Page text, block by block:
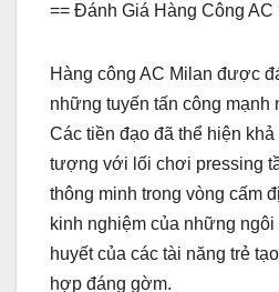
== Đánh Giá Hàng Công AC
Hàng công AC Milan được
những tuyến tấn công mạnh
Các tiền đạo đã thể hiện
tượng với lối chơi pressing
thông minh trong vòng cấm
kinh nghiệm của những
huyết của các tài năng trẻ
hợp đáng gờm.